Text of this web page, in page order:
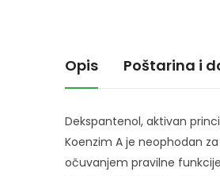
Opis Poštarina i
Dekspantenol, aktivan
Koenzim A je neophodan
očuvanjem pravilne